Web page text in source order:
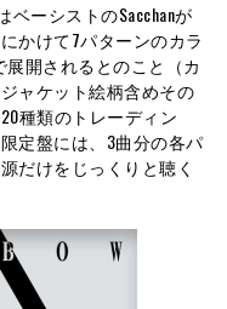
ベーシストのSacchanが
かけて7パターンのカラ
開されるとのこと（カ
ャケット絵柄含めその
種類のトレーディン
定盤には、3曲分の各パ
だけをじっくりと聴く